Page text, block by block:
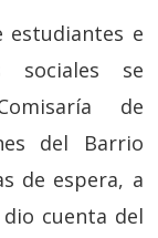
estudiantes e
sociales se
de
del Barrio
de espera, a
cuenta del